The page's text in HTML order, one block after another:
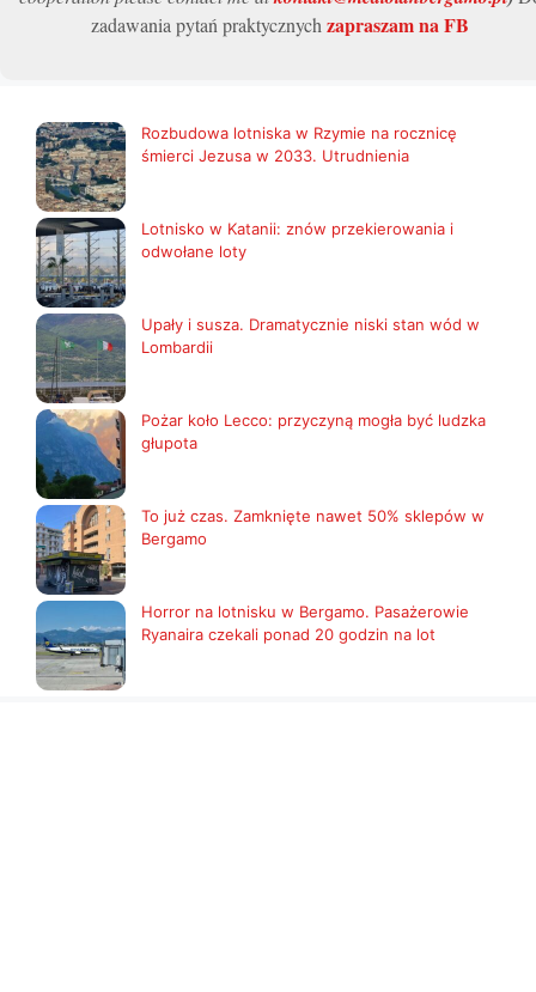
zadawania pytań praktycznychzapraszam na FB
Rozbudowa lotniska w Rzymie na rocznicę
śmierci Jezusa w 2033. Utrudnienia
Lotnisko w Katanii: znów przekierowania i
odwołane loty
Upały i susza. Dramatycznie niski stan wód w
Lombardii
Pożar koło Lecco: przyczyną mogła być ludzka
głupota
To już czas. Zamknięte nawet 50% sklepów w
Bergamo
Horror na lotnisku w Bergamo. Pasażerowie
Ryanaira czekali ponad 20 godzin na lot